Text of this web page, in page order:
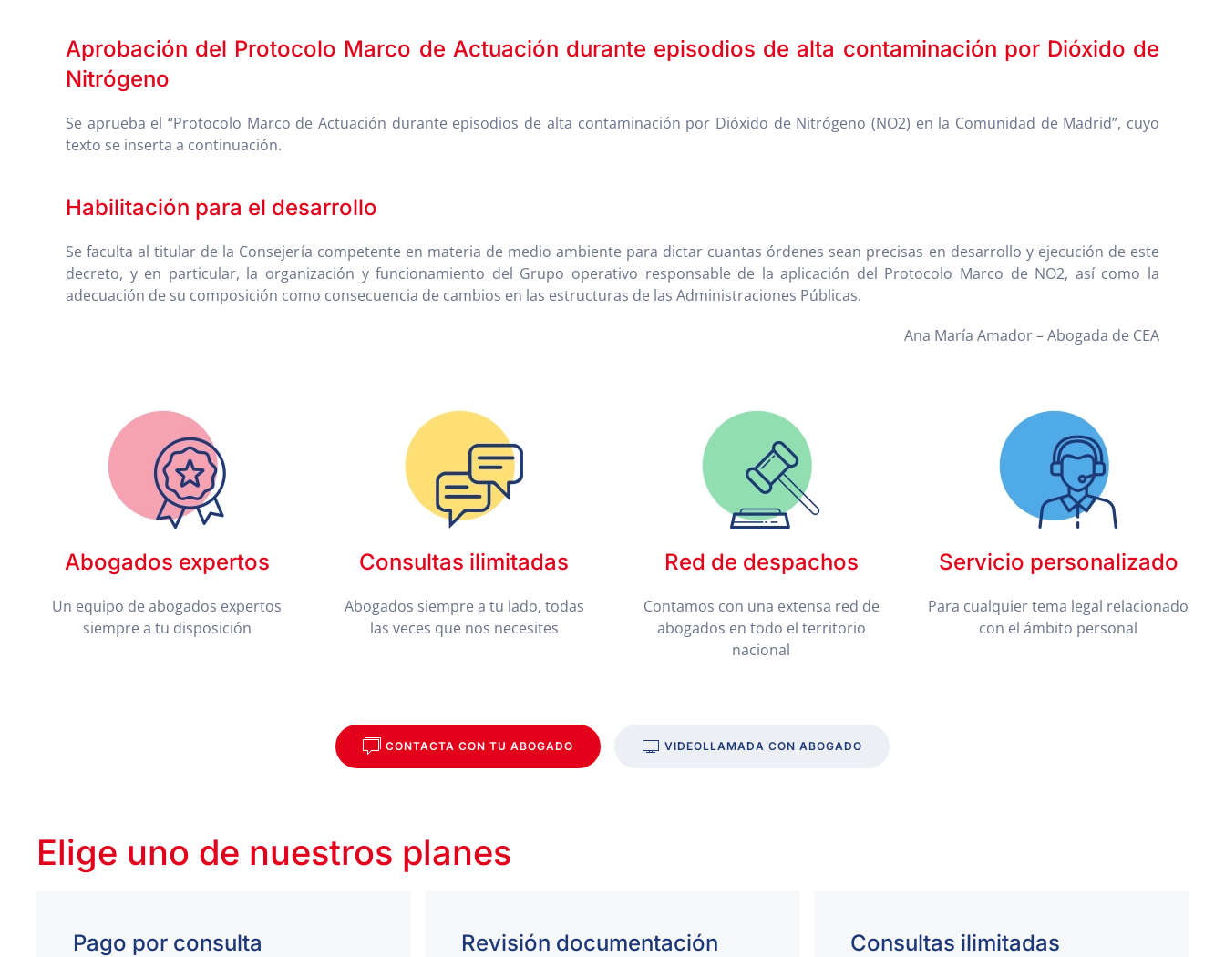
Aprobación del Protocolo Marco de Actuación durante episodios de alta contaminación por Dióxido de
Nitrógeno
Se aprueba el “Protocolo Marco de Actuación durante episodios de alta contaminación por Dióxido de Nitrógeno (NO2) en la Comunidad de Madrid”, cuyo
texto se inserta a continuación.
Habilitación para el desarrollo
Se faculta al titular de la Consejería competente en materia de medio ambiente para dictar cuantas órdenes sean precisas en desarrollo y ejecución de este
decreto, y en particular, la organización y funcionamiento del Grupo operativo responsable de la aplicación del Protocolo Marco de NO2, así como la
adecuación de su composición como consecuencia de cambios en las estructuras de las Administraciones Públicas.
Ana María Amador – Abogada de CEA
Abogados expertos
Un equipo de abogados expertos
siempre a tu disposición
Consultas ilimitadas
Abogados siempre a tu lado, todas
las veces que nos necesites
Red de despachos
Contamos con una extensa red de
abogados en todo el territorio
nacional
Servicio personalizado
Para cualquier tema legal relacionado
con el ámbito personal
CONTACTA CON TU ABOGADO VIDEOLLAMADA CON ABOGADO
Elige uno de nuestros planes
Pago por consulta Revisión documentación Consultas ilimitadas